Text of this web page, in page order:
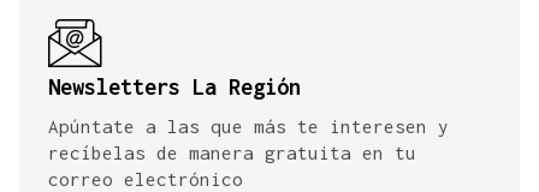
Newsletters La Región
Apúntate a las que más te interesen y
recíbelas de manera gratuita en tu
correo electrónico